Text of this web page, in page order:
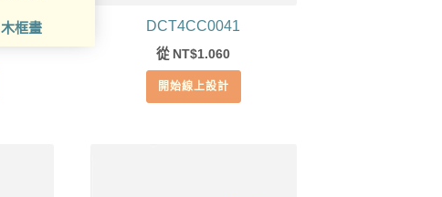
木框畫 DCT4CC0041
從 NT$1.060
開始線上設計